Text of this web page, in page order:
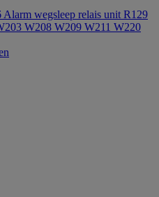
wegsleep relais unit R129
W208 W209 W211 W220